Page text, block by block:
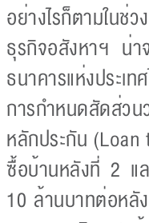
อย่างไรก็ตามในช่
ธุรกิจอสังหาฯ น่า
ธนาคารแห่งประเ
การกำหนดสัดส่วน
หลักประกัน (Loan
ซื้อบ้านหลังที่ 2 แล
10 ล้านบาทต่อหลั